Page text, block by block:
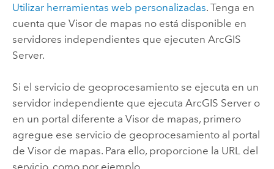
Utilizar herramientas web personalizadas. Tenga en
cuenta que Visor de mapas no está disponible en
servidores independientes que ejecuten ArcGIS
Server.
Si el servicio de geoprocesamiento se ejecuta en un
servidor independiente que ejecuta ArcGIS Servero
en un portal diferente a Visor de mapas, primero
agregue ese servicio de geoprocesamiento al portal
de Visor de mapas. Para ello, proporcione la URL del